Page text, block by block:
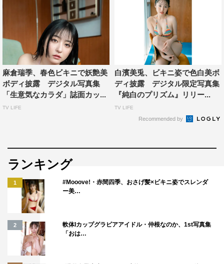
麻倉瑞季、春色ビキニで妖艶美
ボディ披露 デジタル写真集
「生意気なカラダ」誌面カッ...
TV LIFE
白濱美兎、ビキニ姿で色白美ボ
ディ披露 デジタル限定写真集
『純白のプリズム』リリー...
TV LIFE
Recommended by
ランキング
1
#Mooove!・赤間四季、おさげ髪×ビキニ姿でスレンダ
ー美…
2
軟体Iカップグラビアアイドル・仲根なのか、1st写真集
「おは…